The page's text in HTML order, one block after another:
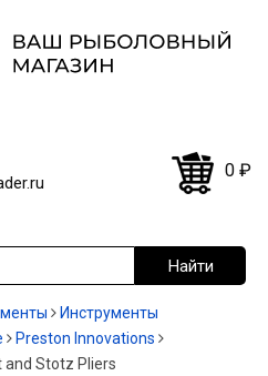
0 ₽
Инструменты
Preston Innovations
and Stotz Pliers